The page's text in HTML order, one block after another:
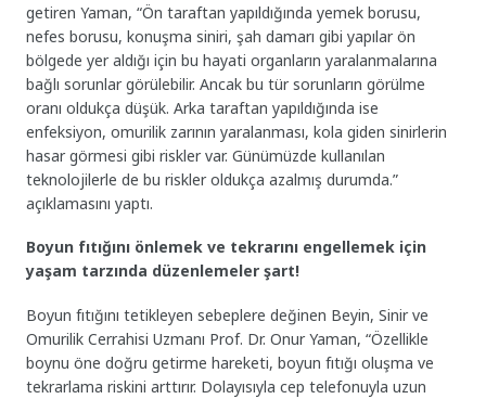
getiren Yaman, “Ön taraftan yapıldığında yemek borusu,
nefes borusu, konuşma siniri, şah damarı gibi yapılar ön
bölgede yer aldığı için bu hayati organların yaralanmalarına
bağlı sorunlar görülebilir. Ancak bu tür sorunların görülme
oranı oldukça düşük. Arka taraftan yapıldığında ise
enfeksiyon, omurilik zarının yaralanması, kola giden sinirlerin
hasar görmesi gibi riskler var. Günümüzde kullanılan
teknolojilerle de bu riskler oldukça azalmış durumda.”
açıklamasını yaptı.
Boyun fıtığını önlemek ve tekrarını engellemek için
yaşam tarzında düzenlemeler şart!
Boyun fıtığını tetikleyen sebeplere değinen Beyin, Sinir ve
Omurilik Cerrahisi Uzmanı Prof. Dr. Onur Yaman, “Özellikle
boynu öne doğru getirme hareketi, boyun fıtığı oluşma ve
tekrarlama riskini arttırır. Dolayısıyla cep telefonuyla uzun